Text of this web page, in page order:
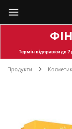
Термін відправкидо 7
Продукти